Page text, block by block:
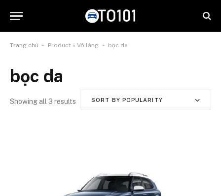
Trang chủ - Product » Vô lăng - bọc da
bọc da
Showing all 3 results SORT BY POPULARITY